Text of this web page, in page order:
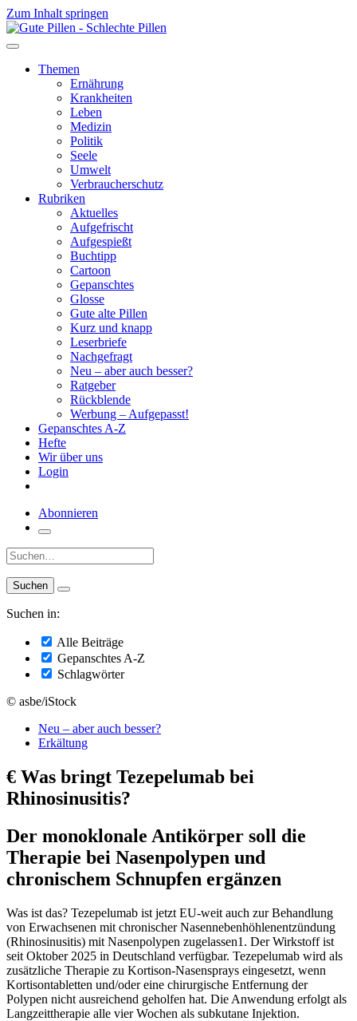
Zum Inhalt springen
Themen
Ernährung
Krankheiten
Leben
Medizin
Politik
Seele
Umwelt
Verbraucherschutz
Rubriken
Aktuelles
Aufgefrischt
Aufgespießt
Buchtipp
Cartoon
Gepanschtes
Glosse
Gute alte Pillen
Kurz und knapp
Leserbriefe
Nachgefragt
Neu – aber auch besser?
Ratgeber
Rückblende
Werbung – Aufgepasst!
Gepanschtes A-Z
Hefte
Wir über uns
Login
Abonnieren
Suche:
Suchen in:
Alle Beiträge
Gepanschtes A-Z
Schlagwörter
© asbe/iStock
Neu – aber auch besser?
Erkältung
€ Was bringt Tezepelumab bei
Rhinosinusitis?
Der monoklonale Antikörper soll die
Therapie bei Nasenpolypen und
chronischem Schnupfen ergänzen
Was ist das? Tezepelumab ist jetzt EU-weit auch zur Behandlung
von Erwachsenen mit chronischer Nasennebenhöhlenentzündung
(Rhinosinusitis) mit Nasenpolypen zugelassen1. Der Wirkstoff ist
seit Oktober 2025 in Deutschland verfügbar. Tezepelumab wird als
zusätzliche Therapie zu Kortison-Nasensprays eingesetzt, wenn
Kortisontabletten und/oder eine chirurgische Entfernung der
Polypen nicht ausreichend geholfen hat. Die Anwendung erfolgt als
Langzeittherapie alle vier Wochen als subkutane Injektion.